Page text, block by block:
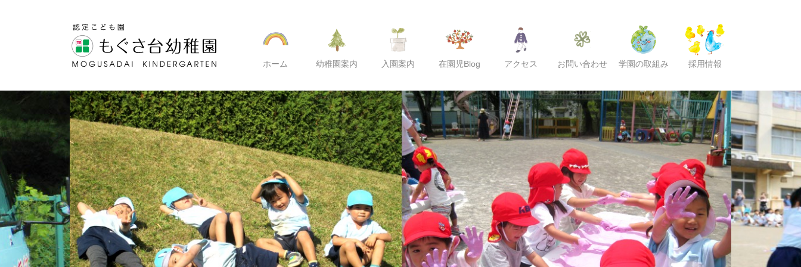
ホーム 幼稚園案内 入園案内 在園児Blog アクセス お問い合わせ 学園の取組み 採用情報